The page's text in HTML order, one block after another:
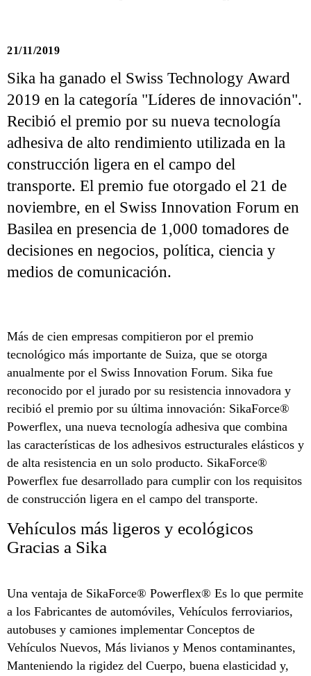
21/11/2019
Sika ha ganado el Swiss Technology Award
2019 en la categoría "Líderes de innovación".
Recibió el premio por su nueva tecnología
adhesiva de alto rendimiento utilizada en la
construcción ligera en el campo del
transporte. El premio fue otorgado el 21 de
noviembre, en el Swiss Innovation Forum en
Basilea en presencia de 1,000 tomadores de
decisiones en negocios, política, ciencia y
medios de comunicación.
Más de cien empresas compitieron por el premio
tecnológico más importante de Suiza, que se otorga
anualmente por el Swiss Innovation Forum. Sika fue
reconocido por el jurado por su resistencia innovadora y
recibió el premio por su última innovación: SikaForce®
Powerflex, una nueva tecnología adhesiva que combina
las características de los adhesivos estructurales elásticos y
de alta resistencia en un solo producto. SikaForce®
Powerflex fue desarrollado para cumplir con los requisitos
de construcción ligera en el campo del transporte.
Vehículos más ligeros y ecológicos
Gracias a Sika
Una ventaja de SikaForce® Powerflex® Es lo que permite
a los Fabricantes de automóviles, Vehículos ferroviarios,
autobuses y camiones implementar Conceptos de
Vehículos Nuevos, Más livianos y Menos contaminantes,
Manteniendo la rigidez del Cuerpo, buena elasticidad y,